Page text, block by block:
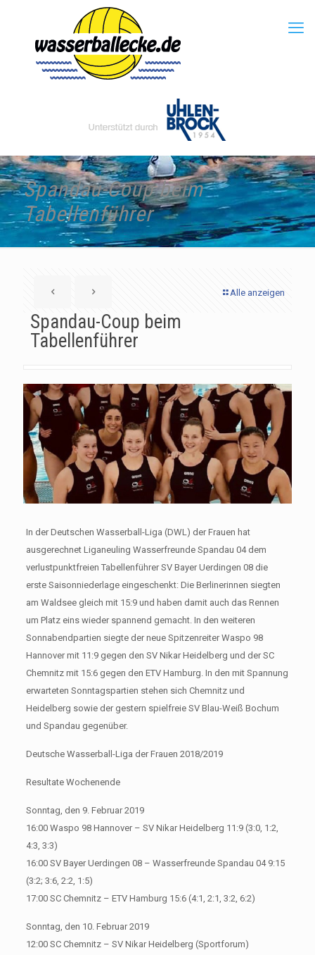
Spandau-Coup beim
Tabellenführer
Alle anzeigen
Spandau-Coup beim
Tabellenführer
In der Deutschen Wasserball-Liga (DWL) der Frauen hat
ausgerechnet Liganeuling Wasserfreunde Spandau 04 dem
verlustpunktfreien Tabellenführer SV Bayer Uerdingen 08 die
erste Saisonniederlage eingeschenkt: Die Berlinerinnen siegten
am Waldsee gleich mit 15:9 und haben damit auch das Rennen
um Platz eins wieder spannend gemacht. In den weiteren
Sonnabendpartien siegte der neue Spitzenreiter Waspo 98
Hannover mit 11:9 gegen den SV Nikar Heidelberg und der SC
Chemnitz mit 15:6 gegen den ETV Hamburg. In den mit Spannung
erwarteten Sonntagspartien stehen sich Chemnitz und
Heidelberg sowie der gestern spielfreie SV Blau-Weiß Bochum
und Spandau gegenüber.
Deutsche Wasserball-Liga der Frauen 2018/2019
Resultate Wochenende
Sonntag, den 9. Februar 2019
16:00 Waspo 98 Hannover – SV Nikar Heidelberg 11:9 (3:0, 1:2,
4:3, 3:3)
16:00 SV Bayer Uerdingen 08 – Wasserfreunde Spandau 04 9:15
(3:2; 3:6, 2:2, 1:5)
17:00 SC Chemnitz – ETV Hamburg 15:6 (4:1, 2:1, 3:2, 6:2)
Sonntag, den 10. Februar 2019
12:00 SC Chemnitz – SV Nikar Heidelberg (Sportforum)